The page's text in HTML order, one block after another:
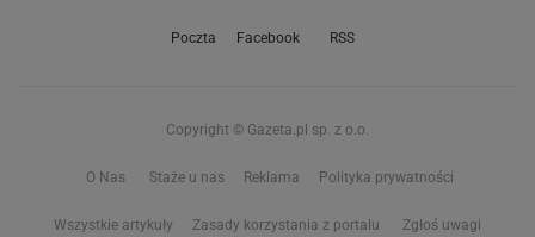
Poczta Facebook RSS
Copyright © Gazeta.pl sp. z o.o.
O Nas Staże u nas Reklama Polityka prywatności
Wszystkie artykuły Zasady korzystania z portalu Zgłoś uwagi